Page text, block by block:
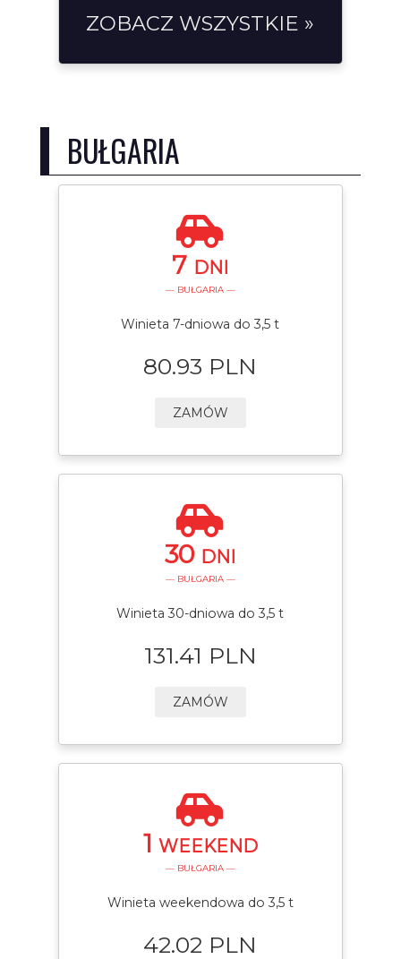
ZOBACZ WSZYSTKIE »
BUŁGARIA
7 DNI
— BUŁGARIA —
Winieta 7-dniowa do 3,5 t
80.93 PLN
ZAMÓW
30 DNI
— BUŁGARIA —
Winieta 30-dniowa do 3,5 t
131.41 PLN
ZAMÓW
1 WEEKEND
— BUŁGARIA —
Winieta weekendowa do 3,5 t
42.02 PLN